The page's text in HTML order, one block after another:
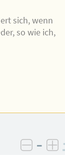
sich, wenn
so wie ich,
–